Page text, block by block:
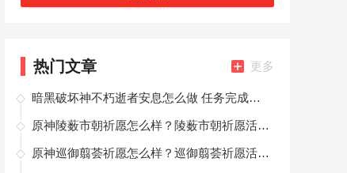
验，小伙伴们准备好了吗？现在就可以来一起
热门文章 更多
暗黑破坏神不朽逝者安息怎么做 任务完成攻略
原神陵薮市朝祈愿怎么样？陵薮市朝祈愿活动公告
原神巡御翦荟祈愿怎么样？巡御翦荟祈愿活动公告